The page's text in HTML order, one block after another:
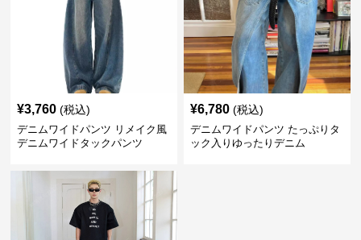
¥3,760 (税込)
デニムワイドパンツ リメイク風
デニムワイドタックパンツ
¥6,780 (税込)
デニムワイドパンツ たっぷりタ
ック入りゆったりデニム